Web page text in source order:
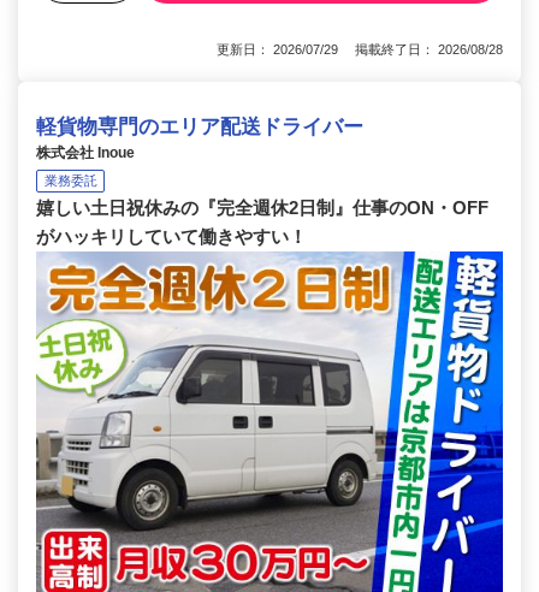
更新日： 2026/07/29 掲載終了日： 2026/08/28
軽貨物専門のエリア配送ドライバー
株式会社 Inoue
業務委託
嬉しい土日祝休みの『完全週休2日制』仕事のON・OFF
がハッキリしていて働きやすい！